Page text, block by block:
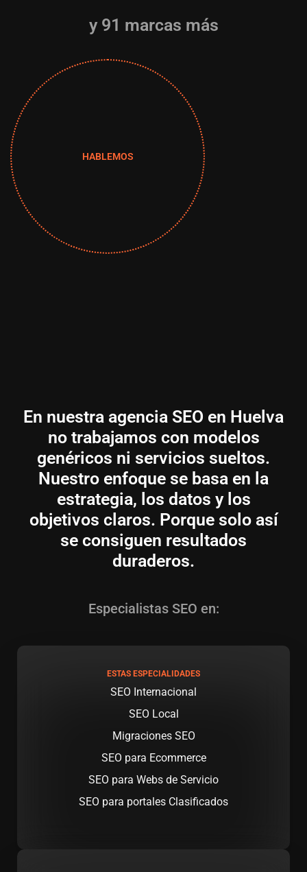
y 91 marcas más
HABLEMOS
En nuestra agencia SEO en Huelva
no trabajamos con modelos
genéricos ni servicios sueltos.
Nuestro enfoque se basa en la
estrategia, los datos y los
objetivos claros. Porque solo así
se consiguen resultados
duraderos.
Especialistas SEO en:
ESTAS ESPECIALIDADES
SEO Internacional
SEO Local
Migraciones SEO
SEO para Ecommerce
SEO para Webs de Servicio
SEO para portales Clasificados